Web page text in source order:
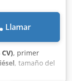
Llamar
, primer
, tamaño del